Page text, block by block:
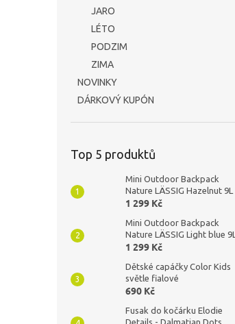
JARO
LÉTO
PODZIM
ZIMA
NOVINKY
DÁRKOVÝ KUPÓN
Top 5 produktů
Mini Outdoor Backpack
Nature LÄSSIG Hazelnut 9L
1 299 Kč
Mini Outdoor Backpack
Nature LÄSSIG Light blue 9L
1 299 Kč
Dětské capáčky Color Kids
světle fialové
690 Kč
Fusak do kočárku Elodie
Details - Dalmatian Dots